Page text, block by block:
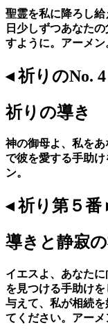
聖霊を私に降ろし
日少しずつあなた
すように。アーメン
◂ 祈りのNo.
祈りの導き
神の御母よ、私を
で彼を愛する手助
ン。
◂ 祈り第５番
導きと静寂の
イエスよ、あなた
を見つける手助け
与えて、私が相続
てください。アーメ